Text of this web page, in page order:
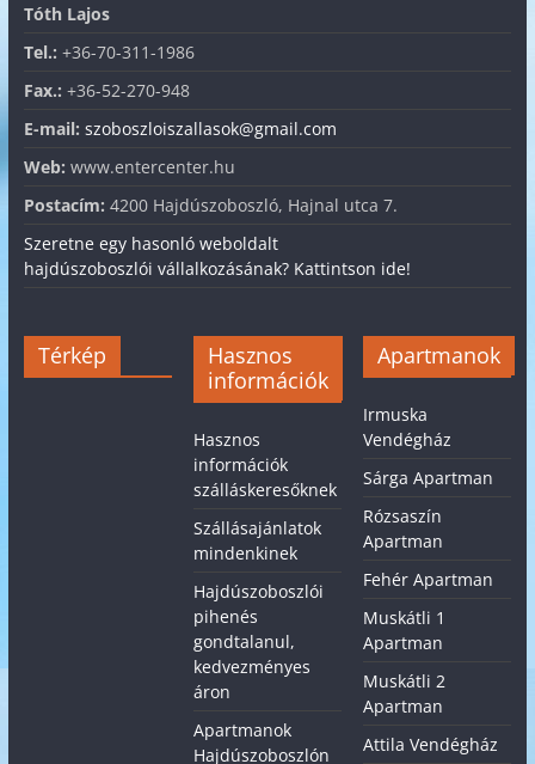
Tóth Lajos
Tel.: +36-70-311-1986
Fax.: +36-52-270-948
E-mail: szoboszloiszallasok@gmail.com
Web: www.entercenter.hu
Postacím: 4200 Hajdúszoboszló, Hajnal utca 7.
Szeretne egy hasonló weboldalt
hajdúszoboszlói vállalkozásának? Kattintson ide!
Térkép
Hasznos
információk
Hasznos
információk
szálláskeresőknek
Szállásajánlatok
mindenkinek
Hajdúszoboszlói
pihenés
gondtalanul,
kedvezményes
áron
Apartmanok
Hajdúszoboszlón
Apartmanok
Irmuska
Vendégház
Sárga Apartman
Rózsaszín
Apartman
Fehér Apartman
Muskátli 1
Apartman
Muskátli 2
Apartman
Attila Vendégház